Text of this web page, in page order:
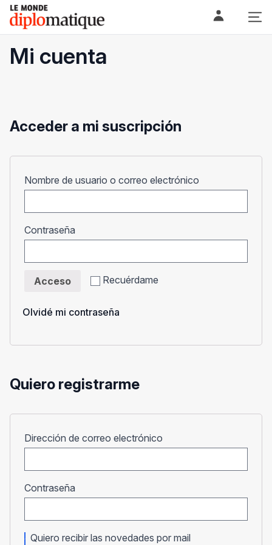
Skip
content
Le monde diplomatique
Mi cuenta
Acceder a mi suscripción
Nombre de usuario o correo electrónico
Contraseña
Recuérdame
Acceso
Olvidé mi contraseña
Quiero registrarme
Dirección de correo electrónico
Contraseña
Quiero recibir las novedades por mail